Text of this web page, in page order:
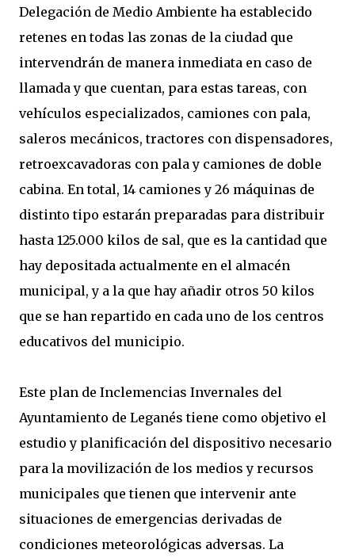
Delegación de Medio Ambiente ha establecido
retenes en todas las zonas de la ciudad que
intervendrán de manera inmediata en caso de
llamada y que cuentan, para estas tareas, con
vehículos especializados, camiones con pala,
saleros mecánicos, tractores con dispensadores,
retroexcavadoras con pala y camiones de doble
cabina. En total, 14 camiones y 26 máquinas de
distinto tipo estarán preparadas para distribuir
hasta 125.000 kilos de sal, que es la cantidad que
hay depositada actualmente en el almacén
municipal, y a la que hay añadir otros 50 kilos
que se han repartido en cada uno de los centros
educativos del municipio.
Este plan de Inclemencias Invernales del
Ayuntamiento de Leganés tiene como objetivo el
estudio y planificación del dispositivo necesario
para la movilización de los medios y recursos
municipales que tienen que intervenir ante
situaciones de emergencias derivadas de
condiciones meteorológicas adversas. La